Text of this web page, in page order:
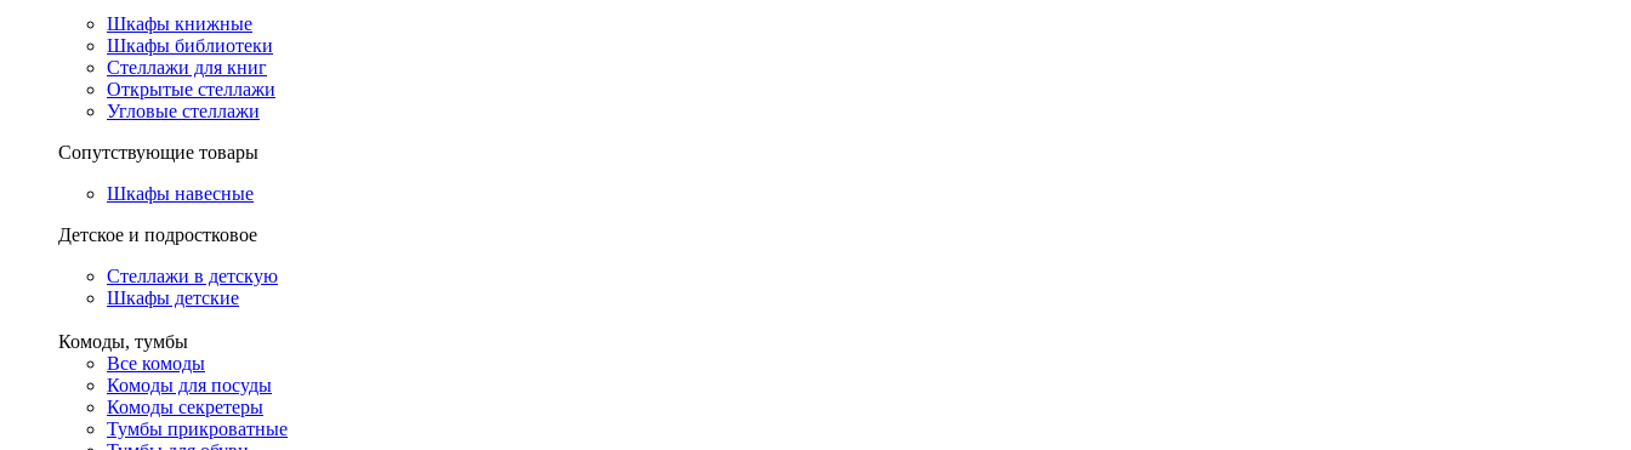
Шкафы книжные
Шкафы библиотеки
Стеллажи для книг
Открытые стеллажи
Угловые стеллажи
Сопутствующие товары
Шкафы навесные
Детское и подростковое
Стеллажи в детскую
Шкафы детские
Комоды, тумбы
Все комоды
Комоды для посуды
Комоды секретеры
Тумбы прикроватные